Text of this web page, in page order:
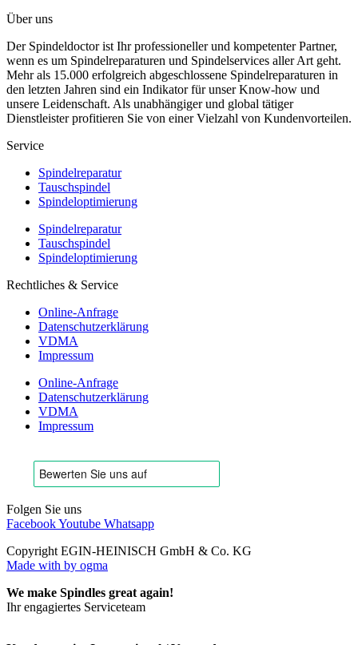
Über uns
Der Spindeldoctor ist Ihr professioneller und kompetenter Partner,
wenn es um Spindelreparaturen und Spindelservices aller Art geht.
Mehr als 15.000 erfolgreich abgeschlossene Spindelreparaturen in
den letzten Jahren sind ein Indikator für unser Know-how und
unsere Leidenschaft. Als unabhängiger und global tätiger
Dienstleister profitieren Sie von einer Vielzahl von Kundenvorteilen.
Service
Spindelreparatur
Tauschspindel
Spindeloptimierung
Spindelreparatur
Tauschspindel
Spindeloptimierung
Rechtliches & Service
Online-Anfrage
Datenschutzerklärung
VDMA
Impressum
Online-Anfrage
Datenschutzerklärung
VDMA
Impressum
Folgen Sie uns
FacebookYoutube Whatsapp
Copyright EGIN-HEINISCH GmbH & Co. KG
Made with by ogma
We make Spindles great again!
Ihr engagiertes Serviceteam